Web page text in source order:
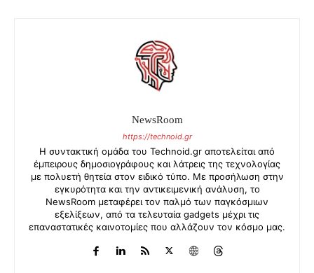
NewsRoom
https://technoid.gr
Η συντακτική ομάδα του Technoid.gr αποτελείται από
έμπειρους δημοσιογράφους και λάτρεις της τεχνολογίας
με πολυετή θητεία στον ειδικό τύπο. Με προσήλωση στην
εγκυρότητα και την αντικειμενική ανάλυση, το
NewsRoom μεταφέρει τον παλμό των παγκόσμιων
εξελίξεων, από τα τελευταία gadgets μέχρι τις
επαναστατικές καινοτομίες που αλλάζουν τον κόσμο μας.